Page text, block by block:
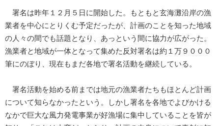
署名は昨年１２月５日に開始した。もともと玄海灘沿岸の漁
業者を中心にとりくむ予定だったが、計画のことを知った地域
の人々の間でも話題となり、あっという間に協力が広がった。
漁業者と地域が一体となって集めた反対署名は約１万９０００
筆にのぼり、現在もまだ各地で署名活動を継続している。
署名活動を始める前までは地元の漁業者たちもほとんど計画
について知らなかったという。しかし署名を各地でよびかける
なかで巨大な風力発電事業が好漁場に集中していることを皆が